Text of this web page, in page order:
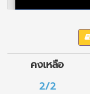
คงเหลือ
2/2